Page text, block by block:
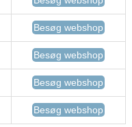
Besøg webshop
Besøg webshop
Besøg webshop
Besøg webshop